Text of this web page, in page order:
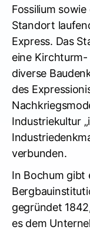
Fossilium
Standort
Express. Das
eine
diverse
des
Industriekultur
verbunden.
In Bochum gibt
gegründet
es dem